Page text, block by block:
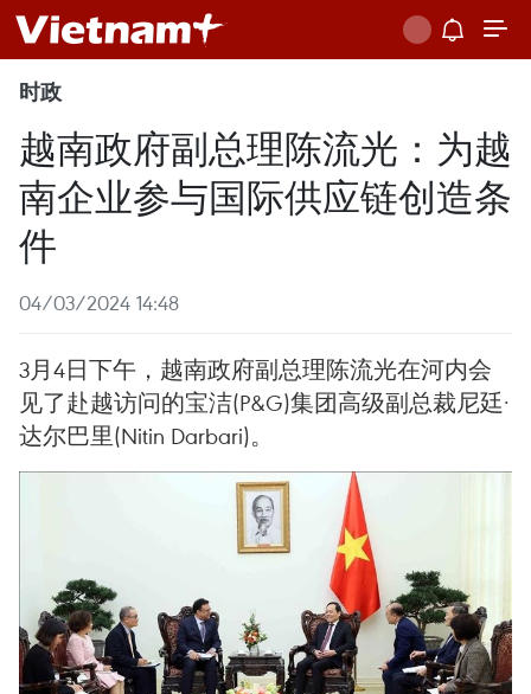
时政
越南政府副总理陈流光：为越
南企业参与国际供应链创造条
件
04/03/2024 14:48
3月4日下午，越南政府副总理陈流光在河内会
见了赴越访问的宝洁(P&G)集团高级副总裁尼廷·
达尔巴里(Nitin Darbari)。